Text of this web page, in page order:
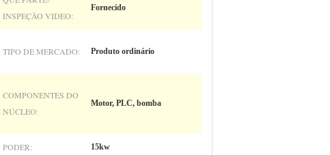
INSPEÇÃO VIDEO:
Fornecido
TIPO DE MERCADO: Produto ordinário
COMPONENTES DO
NÚCLEO:
Motor, PLC, bomba
PODER: 15kw